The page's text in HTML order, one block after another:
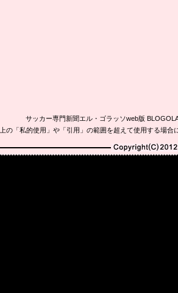
サッカー専門新聞エル・ゴラッソweb版
の「私的使用」や「引用」の範囲を超えて使用する場
Copyright(C)2010-